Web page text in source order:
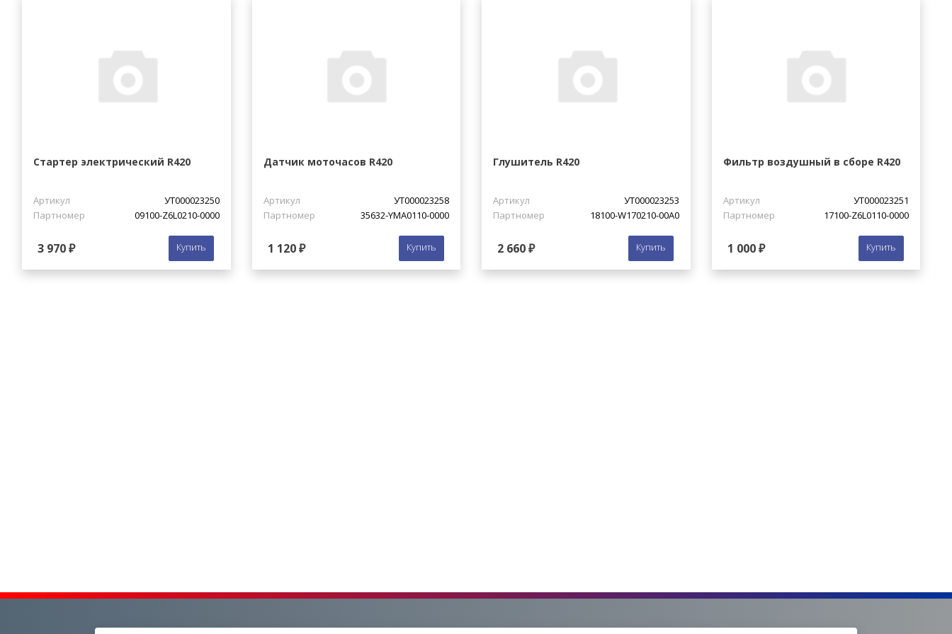
Стартер электрический R420
Артикул
УТ000023250
Партномер
09100-Z6L0210-0000
3 970 ₽ Купить
Датчик моточасов R420
Артикул
УТ000023258
Партномер
35632-YMA0110-0000
1 120 ₽ Купить
Глушитель R420
Артикул
УТ000023253
Партномер
18100-W170210-00A0
2 660 ₽ Купить
Фильтр воздушный в сборе R420
Артикул
УТ000023251
Партномер
17100-Z6L0110-0000
1 000 ₽ Купить